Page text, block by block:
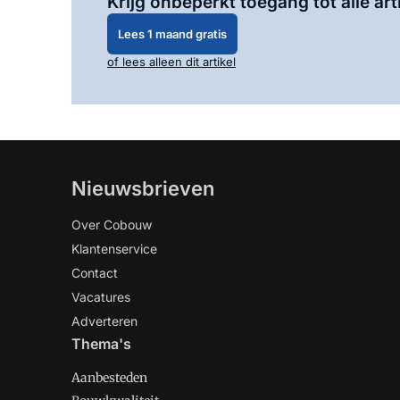
Lees 1 maand gratis
of lees alleen dit artikel
Nieuwsbrieven
Over Cobouw
Klantenservice
Contact
Vacatures
Adverteren
Thema's
Aanbesteden